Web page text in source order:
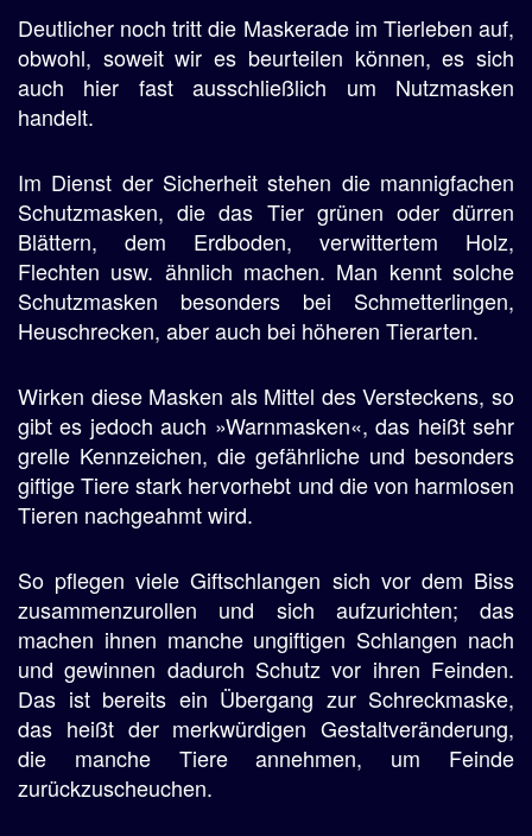
Deutlicher noch tritt die Maskerade im Tierleben auf,
obwohl, soweit wir es beurteilen können, es sich
auch hier fast ausschließlich um Nutzmasken
handelt.
Im Dienst der Sicherheit stehen die mannigfachen
Schutzmasken, die das Tier grünen oder dürren
Blättern, dem Erdboden, verwittertem Holz,
Flechten usw. ähnlich machen. Man kennt solche
Schutzmasken besonders bei Schmetterlingen,
Heuschrecken, aber auch bei höheren Tierarten.
Wirken diese Masken als Mittel des Versteckens, so
gibt es jedoch auch »Warnmasken«, das heißt sehr
grelle Kennzeichen, die gefährliche und besonders
giftige Tiere stark hervorhebt und die von harmlosen
Tieren nachgeahmt wird.
So pflegen viele Giftschlangen sich vor dem Biss
zusammenzurollen und sich aufzurichten; das
machen ihnen manche ungiftigen Schlangen nach
und gewinnen dadurch Schutz vor ihren Feinden.
Das ist bereits ein Übergang zur Schreckmaske,
das heißt der merkwürdigen Gestaltveränderung,
die manche Tiere annehmen, um Feinde
zurückzuscheuchen.